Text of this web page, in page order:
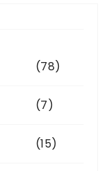
(78)
(7)
(15)